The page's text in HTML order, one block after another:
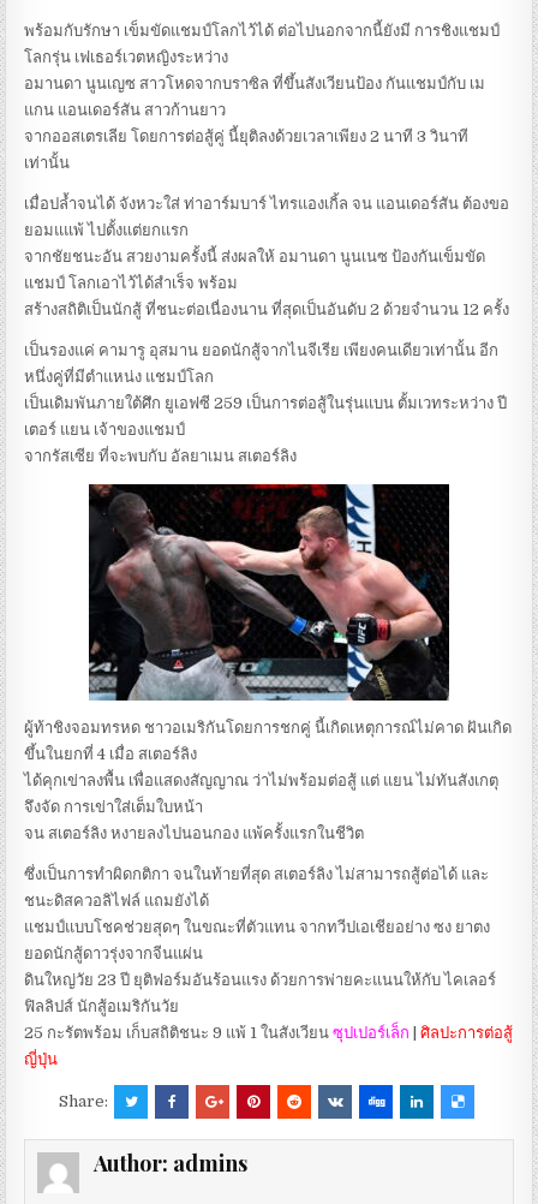
พร้อมกับรักษา เข็มขัดแชมป์โลกไว้ได้ ต่อไปนอกจากนี้ยังมี การชิงแชมป์
โลกรุ่น เฟเธอร์เวตหญิงระหว่าง
อมานดา นูนเญซ สาวโหดจากบราซิล ที่ขึ้นสังเวียนป้อง กันแชมป์กับ เม
แกน แอนเดอร์สัน สาวก้านยาว
จากออสเตรเลีย โดยการต่อสู้คู่ นี้ยุติลงด้วยเวลาเพียง 2 นาที 3 วินาที
เท่านั้น
เมื่อปล้ำจนได้ จังหวะใส่ ท่าอาร์มบาร์ ไทรแองเกิ้ล จน แอนเดอร์สัน ต้องขอ
ยอมแแพ้ ไปตั้งแต่ยกแรก
จากชัยชนะอัน สวยงามครั้งนี้ ส่งผลให้ อมานดา นูนเนซ ป้องกันเข็มขัด
แชมป์ โลกเอาไว้ได้สำเร็จ พร้อม
สร้างสถิติเป็นนักสู้ ที่ชนะต่อเนื่องนาน ที่สุดเป็นอันดับ 2 ด้วยจำนวน 12 ครั้ง
เป็นรองแค่ คามารู อุสมาน ยอดนักสู้จากไนจีเรีย เพียงคนเดียวเท่านั้น อีก
หนึ่งคู่ที่มีตำแหน่ง แชมป์โลก
เป็นเดิมพันภายใต้ศึก ยูเอฟซี 259 เป็นการต่อสู้ในรุ่นแบน ตั้มเวทระหว่าง ปี
เตอร์ แยน เจ้าของแชมป์
จากรัสเซีย ที่จะพบกับ อัลยาเมน สเตอร์ลิง
ผู้ท้าชิงจอมทรหด ชาวอเมริกันโดยการชกคู่ นี้เกิดเหตุการณ์ไม่คาด ฝันเกิด
ขึ้นในยกที่ 4 เมื่อ สเตอร์ลิง
ได้คุกเข่าลงพื้น เพื่อแสดงสัญญาณ ว่าไม่พร้อมต่อสู้ แต่ แยน ไม่ทันสังเกตุ
จึงจัด การเข่าใส่เต็มใบหน้า
จน สเตอร์ลิง หงายลงไปนอนกอง แพ้ครั้งแรกในชีวิต
ซึ่งเป็นการทำผิดกติกา จนในท้ายที่สุด สเตอร์ลิง ไม่สามารถสู้ต่อได้ และ
ชนะดิสควอลิไฟล์ แถมยังได้
แชมป์แบบโชคช่วยสุดๆ ในขณะที่ตัวแทน จากทวีปเอเชียอย่าง ซง ยาตง
ยอดนักสู้ดาวรุ่งจากจีนแผ่น
ดินใหญ่วัย 23 ปี ยุติฟอร์มอันร้อนแรง ด้วยการพ่ายคะแนนให้กับ ไคเลอร์
ฟิลลิปส์ นักสู้อเมริกันวัย
25 กะรัตพร้อม เก็บสถิติชนะ 9 แพ้ 1 ในสังเวียนซุปเปอร์เล็ก |ศิลปะการต่อสู้
ญี่ปุ่น
Share:
Author: admins